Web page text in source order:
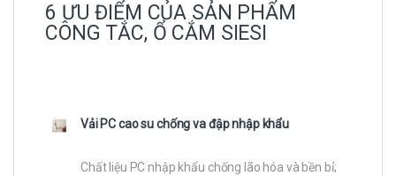
6 ƯU ĐIỂM CỦA SẢN PHẨM
CÔNG TẮC, Ổ CẮM SIESI
Vải PC cao su chống va đập nhập khẩu
Chất liệu PC nhập khẩu chống lão hóa và bền bỉ;